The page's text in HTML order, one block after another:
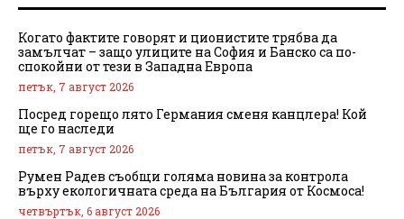
Когато фактите говорят и ционистите трябва да
замълчат – защо улиците на София и Банско са по-
спокойни от тези в Западна Европа
петък, 7 август 2026
Посред горещо лято Германия сменя канцлера! Кой
ще го наследи
петък, 7 август 2026
Румен Радев съобщи голяма новина за контрола
върху екологичната среда на България от Космоса!
четвъртък, 6 август 2026